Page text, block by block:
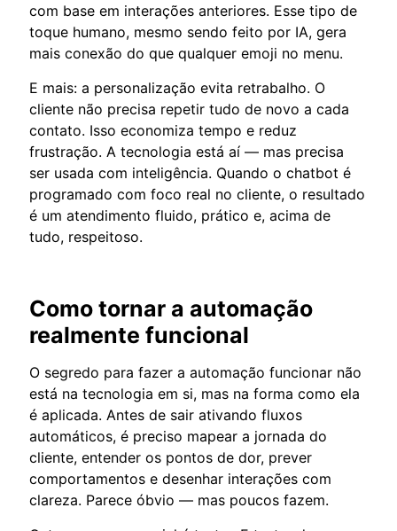
com base em interações anteriores. Esse tipo de
toque humano, mesmo sendo feito por IA, gera
mais conexão do que qualquer emoji no menu.
E mais: a personalização evita retrabalho. O
cliente não precisa repetir tudo de novo a cada
contato. Isso economiza tempo e reduz
frustração. A tecnologia está aí — mas precisa
ser usada com inteligência. Quando o chatbot é
programado com foco real no cliente, o resultado
é um atendimento fluido, prático e, acima de
tudo, respeitoso.
Como tornar a automação
realmente funcional
O segredo para fazer a automação funcionar não
está na tecnologia em si, mas na forma como ela
é aplicada. Antes de sair ativando fluxos
automáticos, é preciso mapear a jornada do
cliente, entender os pontos de dor, prever
comportamentos e desenhar interações com
clareza. Parece óbvio — mas poucos fazem.